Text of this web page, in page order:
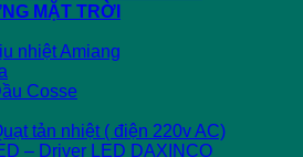
MẶT TRỜI
nhiệt Amiang
Cosse
tản nhiệt ( điện 220v AC)
– Driver LED DAXINCO